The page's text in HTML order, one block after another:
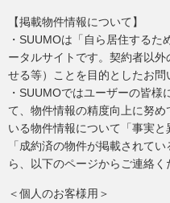
【掲載物件情報について】
・SUUMOは「自ら居住する
ータルサイトです。契約者以
せる等）ことを目的としたお
・SUUMOではユーザーの皆
て、物件情報の精度向上に努
いる物件情報について「事実と
「成約済の物件が掲載されて
ら、以下のページからご連絡く
＜個人のお客様用＞